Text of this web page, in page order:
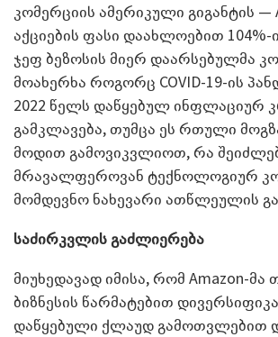
კომერციის ამერიკული გიგანტის —
აქციების ფასი დაახლოებით
ჯეფ ბეზოსის მიერ დაარსებულმა
მოახერხა როგორც COVID-19-ის
2022 წელს დაწყებულ ინფლაციურ
გამკლავება, თუმცა ეს რთული
მოდით გამოვიკვლიოთ, რა
მრავალფეროვან ტექნოლოგიურ
მომდევნო ნახევარი ათწლეულის
საძირკვლის გაძლიერება
მიუხედავად იმისა, რომ Amazon-მა
ბიზნესის წარმატებით
დაწყებული ქლაუდ გამოთვლებით